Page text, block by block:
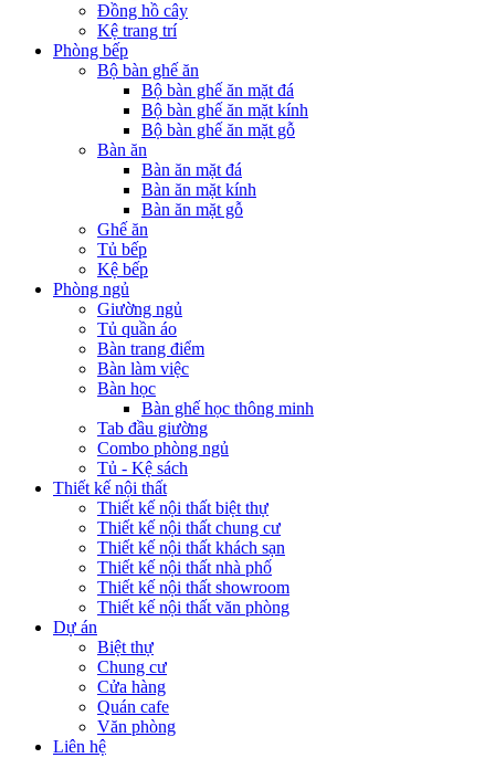
Đồng hồ cây
Kệ trang trí
Phòng bếp
Bộ bàn ghế ăn
Bộ bàn ghế ăn mặt đá
Bộ bàn ghế ăn mặt kính
Bộ bàn ghế ăn mặt gỗ
Bàn ăn
Bàn ăn mặt đá
Bàn ăn mặt kính
Bàn ăn mặt gỗ
Ghế ăn
Tủ bếp
Kệ bếp
Phòng ngủ
Giường ngủ
Tủ quần áo
Bàn trang điểm
Bàn làm việc
Bàn học
Bàn ghế học thông minh
Tab đầu giường
Combo phòng ngủ
Tủ - Kệ sách
Thiết kế nội thất
Thiết kế nội thất biệt thự
Thiết kế nội thất chung cư
Thiết kế nội thất khách sạn
Thiết kế nội thất nhà phố
Thiết kế nội thất showroom
Thiết kế nội thất văn phòng
Dự án
Biệt thự
Chung cư
Cửa hàng
Quán cafe
Văn phòng
Liên hệ